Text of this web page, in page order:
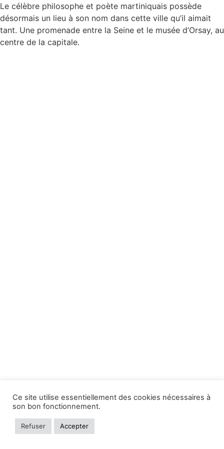
Le célèbre philosophe et poète martiniquais possède
désormais un lieu à son nom dans cette ville qu’il aimait
tant. Une promenade entre la Seine et le musée d’Orsay, au
centre de la capitale.
Ce site utilise essentiellement des cookies nécessaires à
son bon fonctionnement.
Refuser Accepter